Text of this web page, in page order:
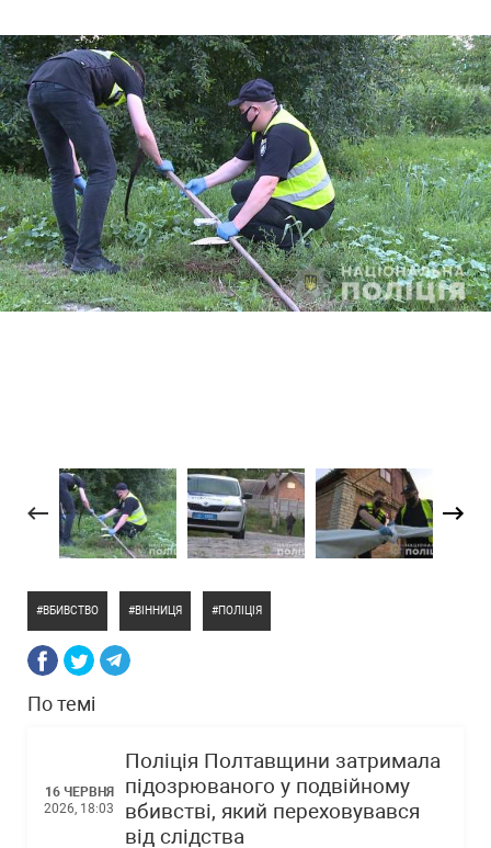
ВБИВСТВО ВІННИЦЯ ПОЛІЦІЯ
По темі
16 ЧЕРВНЯ
2026, 18:03
Поліція Полтавщини затримала
підозрюваного у подвійному
вбивстві, який переховувався
від слідства